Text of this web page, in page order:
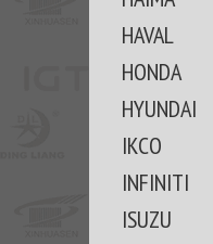
HAVAL
HONDA
HYUNDAI
IKCO
INFINITI
ISUZU